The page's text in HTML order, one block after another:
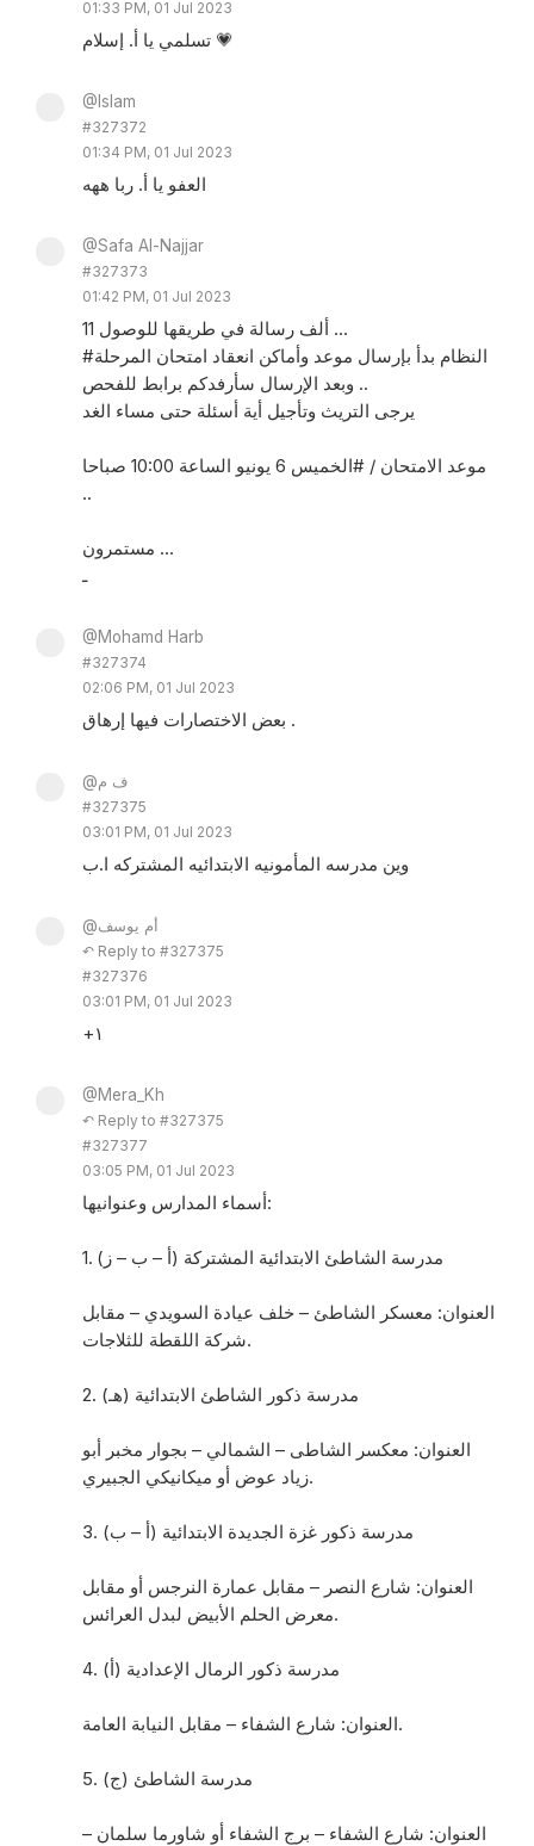
01:33 PM, 01 Jul 2023
تسلمي يا أ. إسلام 💗
@Islam
#327372
01:34 PM, 01 Jul 2023
العفو يا أ. ربا ههه
@Safa Al-Najjar
#327373
01:42 PM, 01 Jul 2023
11 ألف رسالة في طريقها للوصول ...
#النظام بدأ بإرسال موعد وأماكن انعقاد امتحان المرحلة
.. وبعد الإرسال سأرفدكم برابط للفحص
يرجى التريث وتأجيل أية أسئلة حتى مساء الغد
موعد الامتحان / #الخميس 6 يونيو الساعة 10:00 صباحا
..
مستمرون ...
ـ
@Mohamd Harb
#327374
02:06 PM, 01 Jul 2023
بعض الاختصارات فيها إرهاق .
@ف م
#327375
03:01 PM, 01 Jul 2023
وين مدرسه المأمونيه الابتدائيه المشتركه ا.ب
@أم يوسف
↶ Reply to #327375
#327376
03:01 PM, 01 Jul 2023
+١
@Mera_Kh
↶ Reply to #327375
#327377
03:05 PM, 01 Jul 2023
أسماء المدارس وعنوانيها:
1. مدرسة الشاطئ الابتدائية المشتركة (أ – ب – ز)
العنوان: معسكر الشاطئ – خلف عيادة السويدي – مقابل
شركة اللقطة للثلاجات.
2. مدرسة ذكور الشاطئ الابتدائية (هـ)
العنوان: معكسر الشاطى – الشمالي – بجوار مخبر أبو
زياد عوض أو ميكانيكي الجبيري.
3. مدرسة ذكور غزة الجديدة الابتدائية (أ – ب)
العنوان: شارع النصر – مقابل عمارة النرجس أو مقابل
معرض الحلم الأبيض لبدل العرائس.
4. مدرسة ذكور الرمال الإعدادية (أ)
العنوان: شارع الشفاء – مقابل النيابة العامة.
5. مدرسة الشاطئ (ج)
العنوان: شارع الشفاء – برج الشفاء أو شاورما سلمان –